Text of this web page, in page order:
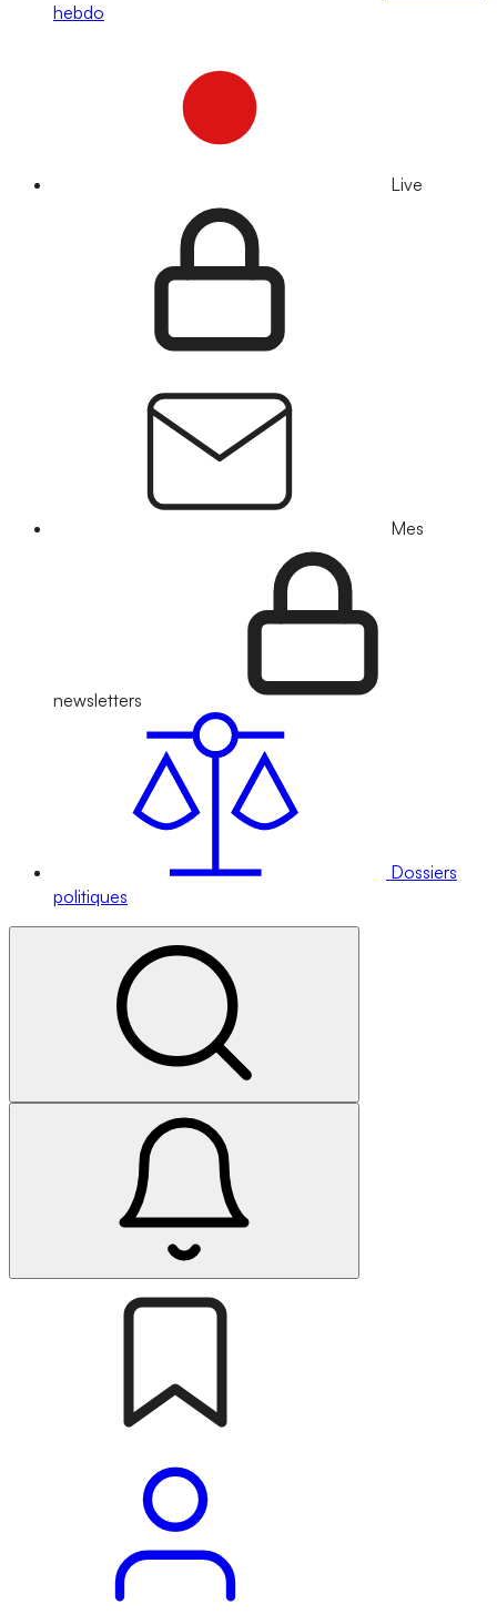
hebdo
Live
Mes
newsletters
Dossiers
politiques